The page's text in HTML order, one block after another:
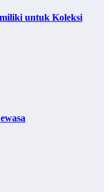
untuk Koleksi